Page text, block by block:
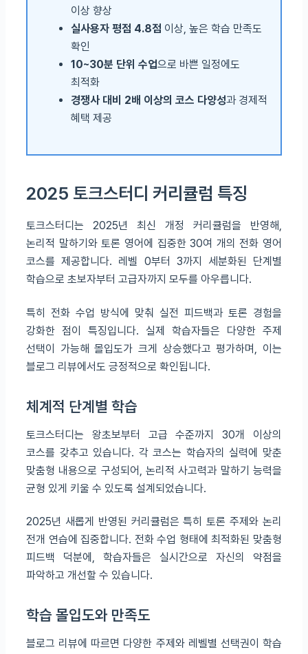
이상 향상
실사용자 평점 4.8점 이상, 높은 학습 만족도
확인
10~30분 단위 수업으로 바쁜 일정에도
최적화
경쟁사 대비 2배 이상의 코스 다양성과 경제적
혜택 제공
2025 토크스터디 커리큘럼 특징
토크스터디는 2025년 최신 개정 커리큘럼을 반영해,
논리적 말하기와 토론 영어에 집중한 30여 개의 전화 영어
코스를 제공합니다. 레벨 0부터 3까지 세분화된 단계별
학습으로 초보자부터 고급자까지 모두를 아우릅니다.
특히 전화 수업 방식에 맞춰 실전 피드백과 토론 경험을
강화한 점이 특징입니다. 실제 학습자들은 다양한 주제
선택이 가능해 몰입도가 크게 상승했다고 평가하며, 이는
블로그 리뷰에서도 긍정적으로 확인됩니다.
체계적 단계별 학습
토크스터디는 왕초보부터 고급 수준까지 30개 이상의
코스를 갖추고 있습니다. 각 코스는 학습자의 실력에 맞춘
맞춤형 내용으로 구성되어, 논리적 사고력과 말하기 능력을
균형 있게 키울 수 있도록 설계되었습니다.
2025년 새롭게 반영된 커리큘럼은 특히 토론 주제와 논리
전개 연습에 집중합니다. 전화 수업 형태에 최적화된 맞춤형
피드백 덕분에, 학습자들은 실시간으로 자신의 약점을
파악하고 개선할 수 있습니다.
학습 몰입도와 만족도
블로그 리뷰에 따르면 다양한 주제와 레벨별 선택권이 학습